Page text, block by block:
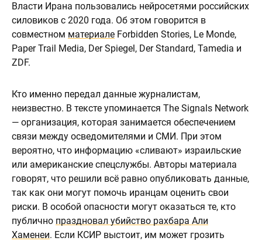
Власти Ирана пользовались нейросетями российских
силовиков с 2020 года. Об этом говорится в
совместном материале Forbidden Stories, Le Monde,
Paper Trail Media, Der Spiegel, Der Standard, Tamedia и
ZDF.
Кто именно передал данные журналистам,
неизвестно. В тексте упоминается The Signals Network
— организация, которая занимается обеспечением
связи между осведомителями и СМИ. При этом
вероятно, что информацию «сливают» израильские
или американские спецслужбы. Авторы материала
говорят, что решили всё равно опубликовать данные,
так как они могут помочь иранцам оценить свои
риски. В особой опасности могут оказаться те, кто
публично праздновал убийство рахбара Али
Хаменеи. Если КСИР выстоит, им может грозить